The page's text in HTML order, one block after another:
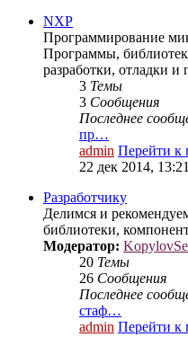
NXP
Программирование
Программы,
разработки, отладки и
3 Темы
3 Сообщения
Последнее
пр…
admin Перейти к
22 дек 2014, 13:21
Разработчику
Делимся и
библиотеки,
Модератор:
20 Темы
26 Сообщения
Последнее
стаф…
admin Перейти к